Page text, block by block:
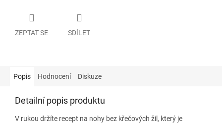
ZEPTAT SE SDÍLET
Popis Hodnocení Diskuze
Detailní popis produktu
V rukou držíte recept na nohy bez křečových žil, který je